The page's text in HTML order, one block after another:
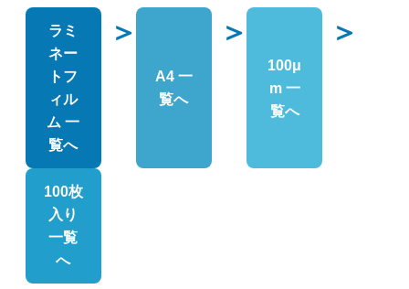
ラミ
ネー
トフ
ィル
ム 一
覧へ
＞
A4 一
覧へ
＞
100μ
m 一
覧へ
＞
100枚
入り
一覧
へ